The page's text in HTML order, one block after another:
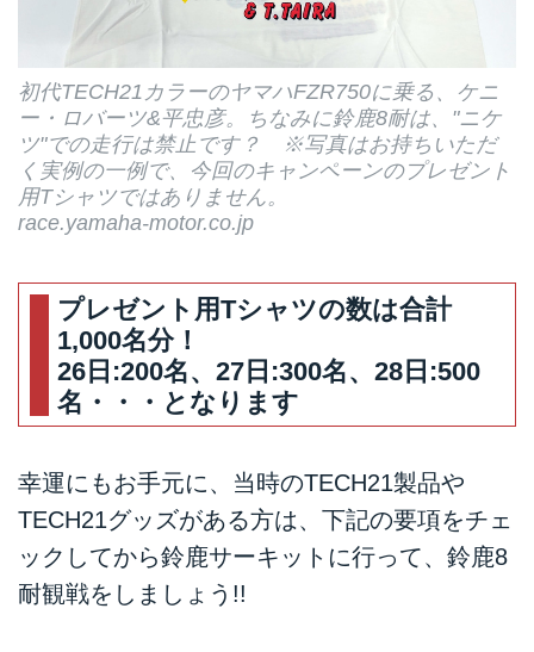
初代TECH21カラーのヤマハFZR750に乗る、ケニ
ー・ロバーツ&平忠彦。ちなみに鈴鹿8耐は、"ニケ
ツ"での走行は禁止です？ ※写真はお持ちいただ
く実例の一例で、今回のキャンペーンのプレゼント
用Tシャツではありません。
race.yamaha-motor.co.jp
プレゼント用Tシャツの数は合計
1,000名分！
26日:200名、27日:300名、28日:500
名・・・となります
幸運にもお手元に、当時のTECH21製品や
TECH21グッズがある方は、下記の要項をチェ
ックしてから鈴鹿サーキットに行って、鈴鹿8
耐観戦をしましょう!!